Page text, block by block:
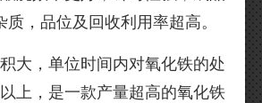
，品位及回收利用率超高。
大，单位时间内对氧化铁的处
上，是一款产量超高的氧化铁